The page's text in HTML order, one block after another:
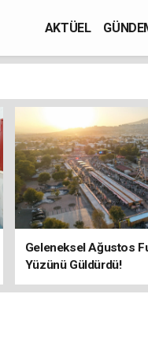
AKTÜEL
Geleneksel Ağustos
Yüzünü Güldürdü!